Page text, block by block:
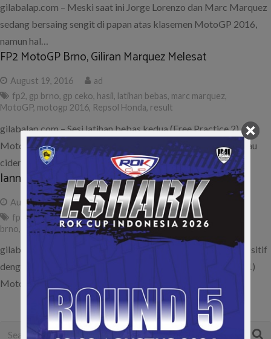
gilabalap.com – Meski saat ini Jorge Lorenzo dan Marc Marquez
sedang bersaing sengit di papan atas klasemen MotoGP 2016,
namun hal…
FP2 MotoGP Brno, Giliran Marquez Melesat
August 19, 2016
ad
fp2, gp brno, gp ceko, hasil, latihan bebas, marc marquez,
MotoGP, motogp 2016, Repsol Honda, result
gilabalap.com – Sesi latihan bebas kedua (Free Practice 2)
MotoGP Brno, Ceko menjadi pembuktian bagi Marquez kalau
cidera bahu yang dialaminya…
Iannone Ungguli Rossi di FP1 MotoGP Brno
August 19, 2016
ad
fp1
,gp brno,hasil,iannone, latihan bebas,MotoGP
brno, result,rossi
gilabalap.com – Andrea Iannone kembali meneruskan tren positif
dengan mencatat waktu tercepat di sesi latihan pertama (FP1)
MotoGP Brno, Ceko yang…